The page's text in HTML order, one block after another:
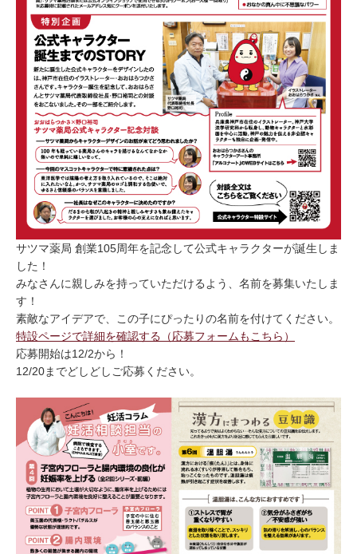
サツマ薬局 創業105周年を記念して公式キャラクターが誕生しま
した！
みなさんに親しみを持っていただけるよう、名前を募集いたしま
す！
素敵なアイデアで、この子にぴったりの名前を付けてください。
特設ページで詳細を確認する（応募フォームもこちら）
応募開始は12/2から！
12/20までどしどしご応募ください。